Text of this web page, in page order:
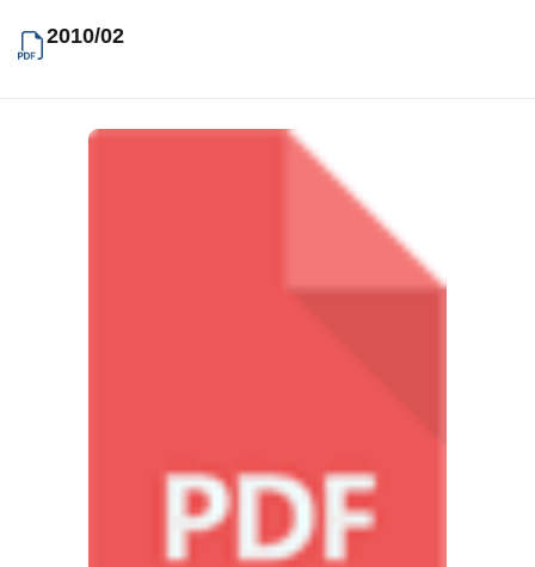
2010/02